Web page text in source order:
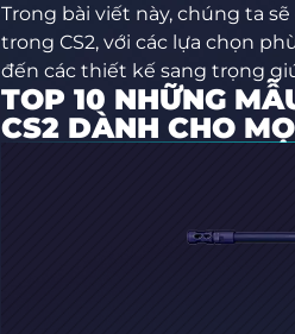
Trong bài viết này, chúng ta
trong CS2, với các lựa chọn
đến các thiết kế sang trọng
TOP 10 NHỮNG
CS2 DÀNH CHO